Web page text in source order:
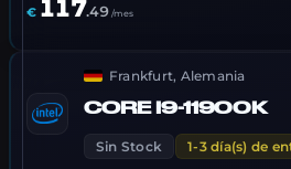
€ 117.49 /mes
Frankfurt, Alemania
CORE I9-11900K
Sin Stock
1-3 día(s) de